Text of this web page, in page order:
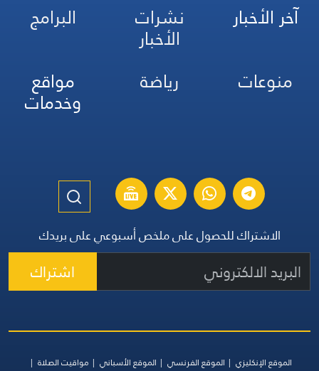
آخر الأخبار نشرات
الأخبار
البرامج
منوعات
رياضة مواقع
وخدمات
الاشتراك للحصول على ملخص أسبوعي على بريدك
اشتراك
الموقع الإنكليزي الموقع الفرنسي الموقع الأسباني مواقيت الصلاة